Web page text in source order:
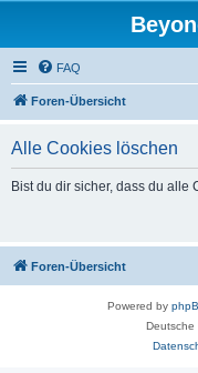
FAQ
Foren-Übersicht
Alle Cookies löschen
Bist du dir sicher, dass du alle
Foren-Übersicht
Powered by
Deutsche